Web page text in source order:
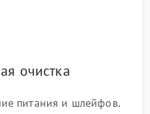
очистка
питания и шлейфов.